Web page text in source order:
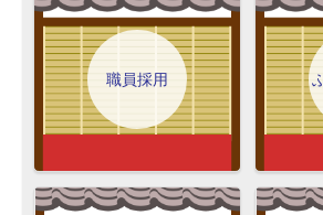
職員採用